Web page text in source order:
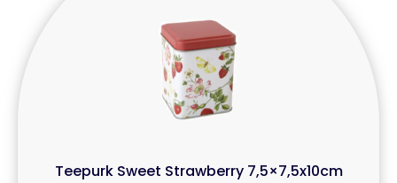
Teepurk Sweet Strawberry 7,5×7,5x10cm